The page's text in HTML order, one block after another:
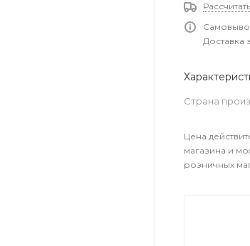
Доставка
Страна
Цена
магазина и
розничных